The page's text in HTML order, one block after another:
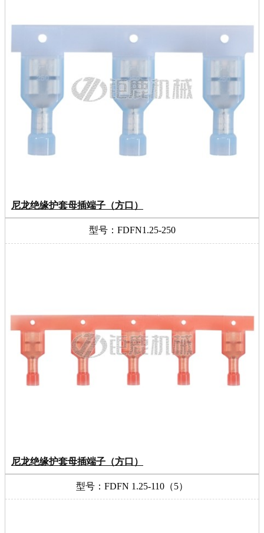
尼龙绝缘护套母插端子（方口）
型号：FDFN1.25-250
尼龙绝缘护套母插端子（方口）
型号：FDFN 1.25-110（5）